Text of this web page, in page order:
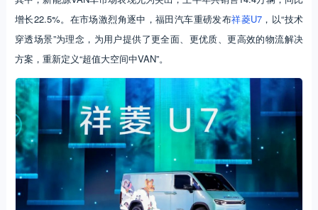
增长22.5%。在市场激烈角逐中，福田汽车重磅发布祥菱U7 ，以“技术
穿透场景”为理念，为用户提供了更全面、更优质、更高效的物流解决
方案，重新定义“超值大空间中VAN”。